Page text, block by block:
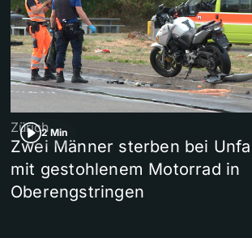
2 Min
Zürich
Zwei Männer sterben bei
mit gestohlenem Motorrad in
Oberengstringen